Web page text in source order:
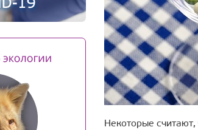
Некоторые